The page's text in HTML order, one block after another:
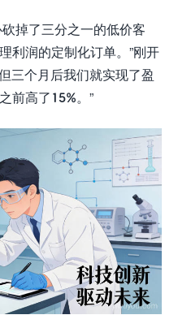
掉了三分之一的低价客
利润的定制化订单。”刚开
三个月后我们就实现了盈
前高了15%。”